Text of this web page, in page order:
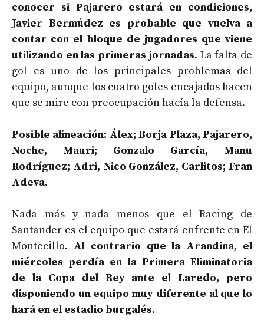
conocer si Pajarero estará en condiciones,
Javier Bermúdez es probable que vuelva a
contar con el bloque de jugadores que viene
utilizando en las primeras jornadas. La falta de
gol es uno de los principales problemas del
equipo, aunque los cuatro goles encajados hacen
que se mire con preocupación hacía la defensa.
Posible alineación: Álex; Borja Plaza, Pajarero,
Noche, Mauri; Gonzalo García, Manu
Rodríguez; Adri, Nico González, Carlitos; Fran
Adeva.
Nada más y nada menos que el Racing de
Santander es el equipo que estará enfrente en El
Montecillo. Al contrario que la Arandina, el
miércoles perdía en la Primera Eliminatoria
de la Copa del Rey ante el Laredo, pero
disponiendo un equipo muy diferente al que lo
hará en el estadio burgalés.